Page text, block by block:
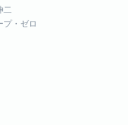
プ・ゼロ